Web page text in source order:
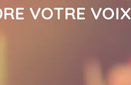
VOTRE VOIX